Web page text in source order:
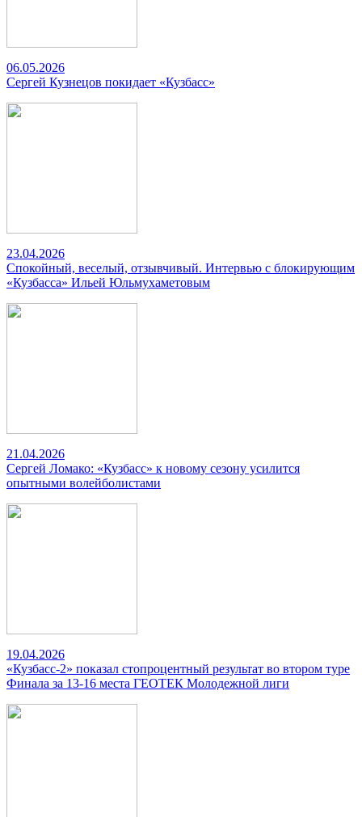
06.05.2026
Сергей Кузнецов покидает «Кузбасс»
23.04.2026
Спокойный, веселый, отзывчивый. Интервью с блокирующим
«Кузбасса» Ильей Юльмухаметовым
21.04.2026
Сергей Ломако: «Кузбасс» к новому сезону усилится
опытными волейболистами
19.04.2026
«Кузбасс-2» показал стопроцентный результат во втором туре
Финала за 13-16 места ГЕОТЕК Молодежной лиги